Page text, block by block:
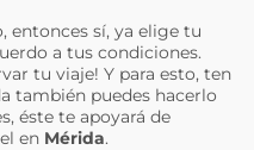
entonces sí, ya elige tu
a tus condiciones.
tu viaje! Y para esto, ten
también puedes hacerlo
éste te apoyará de
en Mérida.